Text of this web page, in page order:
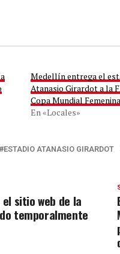
Medellín entrega el
Atanasio Girardot a la
Copa Mundial
En «Locales»
ESTADIO ATANASIO GIRARDOT
sitio web de la
temporalmente